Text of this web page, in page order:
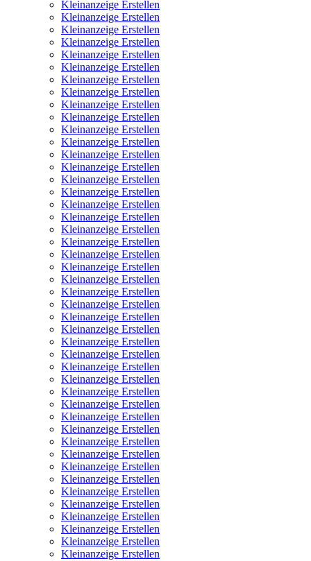
Kleinanzeige Erstellen
Kleinanzeige Erstellen
Kleinanzeige Erstellen
Kleinanzeige Erstellen
Kleinanzeige Erstellen
Kleinanzeige Erstellen
Kleinanzeige Erstellen
Kleinanzeige Erstellen
Kleinanzeige Erstellen
Kleinanzeige Erstellen
Kleinanzeige Erstellen
Kleinanzeige Erstellen
Kleinanzeige Erstellen
Kleinanzeige Erstellen
Kleinanzeige Erstellen
Kleinanzeige Erstellen
Kleinanzeige Erstellen
Kleinanzeige Erstellen
Kleinanzeige Erstellen
Kleinanzeige Erstellen
Kleinanzeige Erstellen
Kleinanzeige Erstellen
Kleinanzeige Erstellen
Kleinanzeige Erstellen
Kleinanzeige Erstellen
Kleinanzeige Erstellen
Kleinanzeige Erstellen
Kleinanzeige Erstellen
Kleinanzeige Erstellen
Kleinanzeige Erstellen
Kleinanzeige Erstellen
Kleinanzeige Erstellen
Kleinanzeige Erstellen
Kleinanzeige Erstellen
Kleinanzeige Erstellen
Kleinanzeige Erstellen
Kleinanzeige Erstellen
Kleinanzeige Erstellen
Kleinanzeige Erstellen
Kleinanzeige Erstellen
Kleinanzeige Erstellen
Kleinanzeige Erstellen
Kleinanzeige Erstellen
Kleinanzeige Erstellen
Kleinanzeige Erstellen